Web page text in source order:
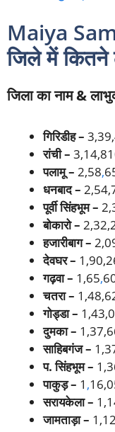
Maiya
जिले में
जिला का नाम &
गिरिडीह –
रांची –
पलामू – 2,58,
धनबाद –
पूर्वी सिंहभूम –
बोकारो –
हजारीबाग –
देवघर –
गढ़वा – 1,65,
चतरा –
गोड्डा –
दुमका –
साहिबगंज –
प. सिंहभूम –
पाकुड़ – 1 ,
सरायकेला –
जामताड़ा –